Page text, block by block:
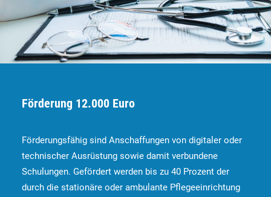
Förderung 12.000 Euro
Förderungsfähig sind Anschaffungen von digitaler oder
technischer Ausrüstung sowie damit verbundene
Schulungen. Gefördert werden bis zu 40 Prozent der
durch die stationäre oder ambulante Pflegeeinrichtung